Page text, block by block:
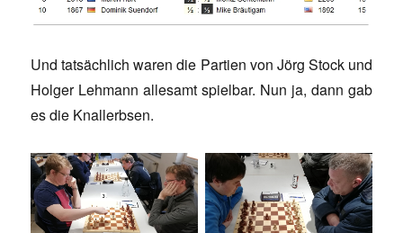
Und tatsächlich waren die Partien von Jörg Stock und
Holger Lehmann allesamt spielbar. Nun ja, dann gab
es die Knallerbsen.